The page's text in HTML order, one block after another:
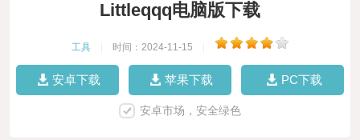
Littleqqq电脑版下载
工具 时间：2024-11-15
安卓下载 苹果下载 PC下载
安卓市场，安全绿色